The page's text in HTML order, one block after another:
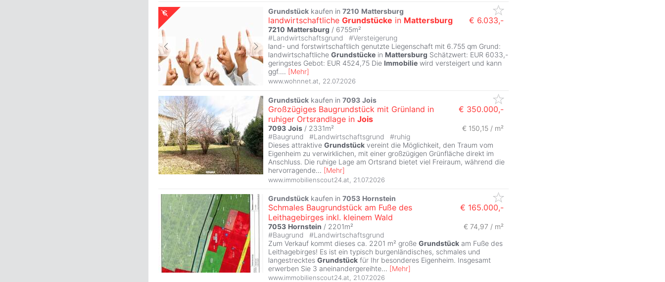
Grundstück kaufen in 7210 Mattersburg
landwirtschaftliche Grundstücke in Mattersburg € 6.033,-
7210 Mattersburg / 6755m²
#Landwirtschaftsgrund #Versteigerung
land- und forstwirtschaftlich genutzte Liegenschaft mit 6.755 qm Grund:
landwirtschaftliche Grundstücke in Mattersburg Schätzwert: EUR 6033,-
geringstes Gebot: EUR 4524,75 Die Immobilie wird versteigert und kann
ggf.... [Mehr]
www.wohnnet.at 22.07.2026
Grundstück kaufen in 7093 Jois
Großzügiges Baugrundstück mit Grünland in
ruhiger Ortsrandlage in Jois
€ 350.000,-
7093 Jois / 2331m²
€ 150,15 / m²
#Baugrund #Landwirtschaftsgrund #ruhig
Dieses attraktive Grundstück vereint die Möglichkeit, den Traum vom
Eigenheim zu verwirklichen, mit einer großzügigen Grünfläche direkt im
Anschluss. Die ruhige Lage am Ortsrand bietet viel Freiraum, während die
hervorragende... [Mehr]
www.immobilienscout24.at 21.07.2026
Grundstück kaufen in 7053 Hornstein
Schmales Baugrundstück am Fuße des
Leithagebirges inkl. kleinem Wald
€ 165.000,-
7053 Hornstein / 2201m²
€ 74,97 / m²
#Baugrund #Landwirtschaftsgrund
Zum Verkauf kommt dieses ca. 2201 m² große Grundstück am Fuße des
Leithagebirges! Es ist ein typisch burgenländisches, schmales und
langestrecktes Grundstück für Ihr besonderes Eigenheim. Insgesamt
erwerben Sie 3 aneinandergereihte... [Mehr]
www.immobilienscout24.at, 21.07.2026